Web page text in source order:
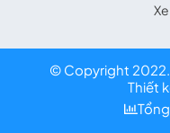
© Copyright 2022.
Thiết